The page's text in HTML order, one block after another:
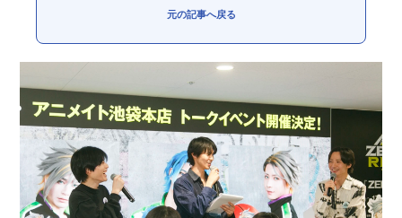
元の記事へ戻る